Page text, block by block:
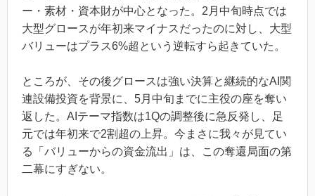
ー・素材・資本財が中心となった。2月中旬時点では
大型グロースが年初来マイナスだったのに対し、大型
バリューはプラス6%超という逆転すら起きていた。
ところが、その後グロースは強い決算と継続的なAI関
連設備投資を背景に、5月中旬までに主役の座を奪い
返した。AIテーマ指数は1Qの調整後に急反発し、足
元では年初来で2割超の上昇。今まさに我々が見てい
る「バリューからの資金流出」は、この奪還局面の第
二幕にすぎない。